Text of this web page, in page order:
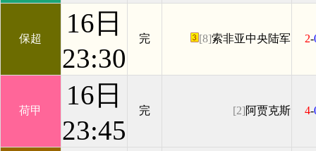
保超
16日
23:30
完 [8]索非亚中央陆军 2-
荷甲
16日
23:45
完 [2]阿贾克斯 4-